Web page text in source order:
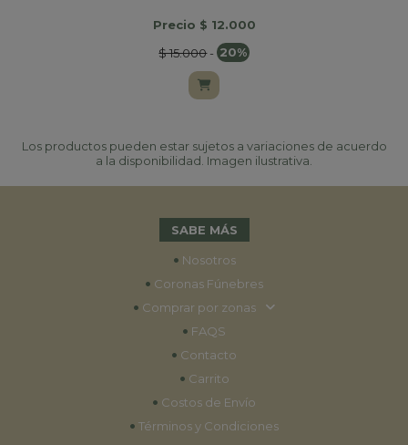
Precio $ 12.000
$ 15.000- 20%
Los productos pueden estar sujetos a variaciones de acuerdo
a la disponibilidad. Imagen ilustrativa.
SABE MÁS
• Nosotros
• Coronas Fúnebres
• Comprar por zonas
• FAQS
• Contacto
• Carrito
• Costos de Envío
• Términos y Condiciones